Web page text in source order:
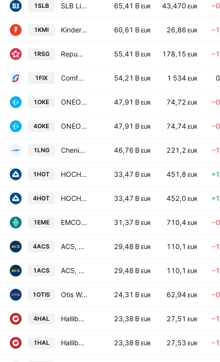
1SLB SLB Limited 65,41 B EUR 43,470 EUR
1KMI Kinder Morgan Inc Class P 60,61 B EUR 26,86 EUR
1RSG Republic Services, Inc. 55,41 B EUR 178,15 EUR
1FIX Comfort Systems USA, Inc. 54,21 B EUR 1 534 EUR
1OKE ONEOK, Inc. 47,91 B EUR 74,72 EUR
4OKE ONEOK, Inc. 47,91 B EUR 74,74 EUR
1LNG Cheniere Energy, Inc. 46,76 B EUR 221,2 EUR
1HOT HOCHTIEF Aktiengesellschaft 33,47 B EUR 451,8 EUR
4HOT HOCHTIEF Aktiengesellschaft 33,47 B EUR 452,0 EUR
1EME EMCOR Group, Inc. 31,37 B EUR 710,4 EUR
4ACS ACS, Actividades de Construccion y Servicios SA 29,48 B EUR 110,1 EUR
1ACS ACS, Actividades de Construccion y Servicios SA 29,48 B EUR 110,1 EUR
1OTIS Otis Worldwide Corporation 24,31 B EUR 62,94 EUR
4HAL Halliburton Company 23,38 B EUR 27,51 EUR
1HAL Halliburton Company 23,38 B EUR 27,53 EUR